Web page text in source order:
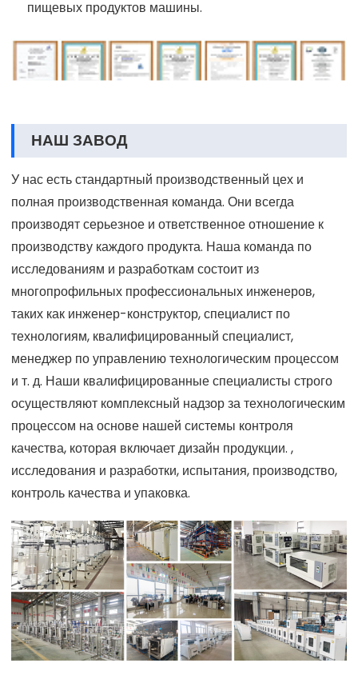
пищевых продуктов машины.
НАШ ЗАВОД
У нас есть стандартный производственный цех и
полная производственная команда. Они всегда
производят серьезное и ответственное отношение к
производству каждого продукта. Наша команда по
исследованиям и разработкам состоит из
многопрофильных профессиональных инженеров,
таких как инженер-конструктор, специалист по
технологиям, квалифицированный специалист,
менеджер по управлению технологическим процессом
и т. д. Наши квалифицированные специалисты строго
осуществляют комплексный надзор за технологическим
процессом на основе нашей системы контроля
качества, которая включает дизайн продукции. ,
исследования и разработки, испытания, производство,
контроль качества и упаковка.